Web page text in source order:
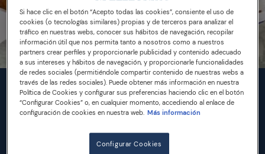
INGREDIENTES
Para hacer 12 arancini
Si hace clic en el botón “Acepto todas las cookies”, consiente el uso de
cookies (o tecnologías similares) propias y de terceros para analizar el
tráfico en nuestras webs, conocer sus hábitos de navegación, recopilar
información útil que nos permita tanto a nosotros como a nuestros
partners crear perfiles y proporcionarle publicidad y contenido adecuado
a sus intereses y hábitos de navegación, y proporcionarle funcionalidades
de redes sociales (permitiéndole compartir contenido de nuestras webs a
través de las redes sociales). Puede obtener más información en nuestra
Política de Cookies y configurar sus preferencias haciendo clic en el botón
“Configurar Cookies” o, en cualquier momento, accediendo al enlace de
configuración de cookies en nuestra web. Más información
Configurar Cookies